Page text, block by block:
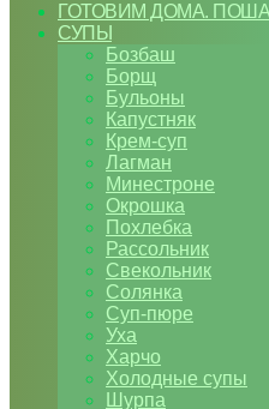
ГОТОВИМ ДОМА.
СУПЫ
Бозбаш
Борщ
Бульоны
Капустняк
Крем-суп
Лагман
Минестроне
Окрошка
Похлебка
Рассольник
Свекольник
Солянка
Суп-пюре
Уха
Харчо
Холодные супы
Шурпа